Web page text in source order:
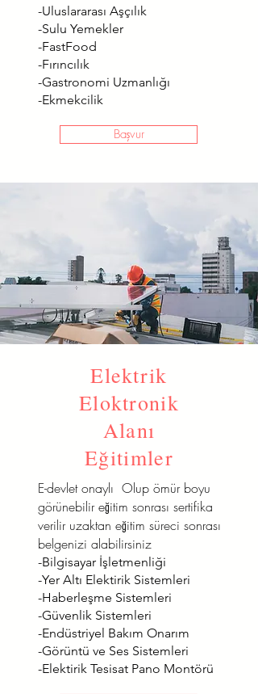
-Uluslararası Aşçılık
-Sulu Yemekler
-FastFood
-Fırıncılık
-Gastronomi Uzmanlığı
-Ekmekcilik
Başvur
Elektrik
Eloktronik
Alanı
Eğitimler
E-devlet onaylı Olup ömür boyu
görünebilir eğitim sonrası sertifika
verilir uzaktan eğitim süreci sonrası
belgenizi alabilirsiniz
-Bilgisayar İşletmenliği
-Yer Altı Elektirik Sistemleri
-Haberleşme Sistemleri
-Güvenlik Sistemleri
-Endüstriyel Bakım Onarım
-Görüntü ve Ses Sistemleri
-Elektirik Tesisat Pano Montörü